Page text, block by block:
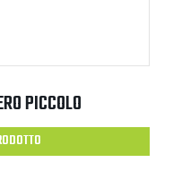
PICCOLO